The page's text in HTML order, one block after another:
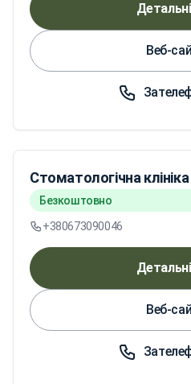
Веб-
Стоматологічна
Безкоштовно
+380673090046
Веб-